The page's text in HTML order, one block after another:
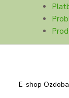
E-shop